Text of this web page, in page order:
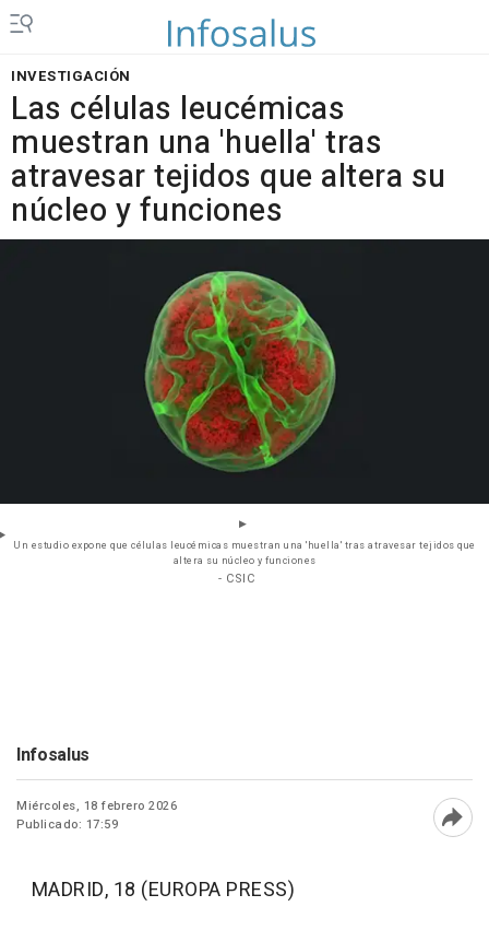
INVESTIGACIÓN
Las células leucémicas
muestran una 'huella' tras
atravesar tejidos que altera su
núcleo y funciones
Un estudio expone que células leucémicas muestran una 'huella' tras atravesar tejidos que
altera su núcleo y funciones
- CSIC
Infosalus
Miércoles, 18 febrero 2026
Publicado: 17:59
MADRID, 18 (EUROPA PRESS)